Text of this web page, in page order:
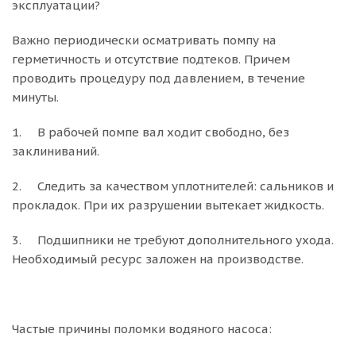
эксплуатации?
Важно периодически осматривать помпу на
герметичность и отсутствие подтеков. Причем
проводить процедуру под давлением, в течение
минуты.
1. В рабочей помпе вал ходит свободно, без
заклиниваний.
2. Следить за качеством уплотнителей: сальников и
прокладок. При их разрушении вытекает жидкость.
3. Подшипники не требуют дополнительного ухода.
Необходимый ресурс заложен на производстве.
Частые причины поломки водяного насоса: